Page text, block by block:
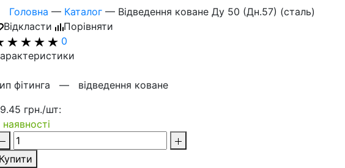
Головна — Каталог — Відведення коване Ду 50 (Дн.57) (сталь)
Відкласти
Порівняти
0
фітинга — відведення коване
грн./шт: